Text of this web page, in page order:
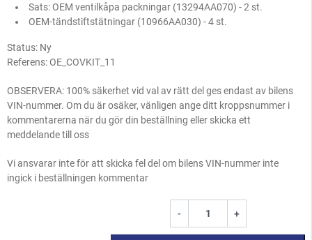
Sats: OEM ventilkåpa packningar (13294AA070) - 2 st.
OEM-tändstiftstätningar (10966AA030) - 4 st.
Status: Ny
Referens:OE_COVKIT_11
OBSERVERA: 100% säkerhet vid val av rätt del ges endast av bilens
VIN-nummer. Om du är osäker, vänligen ange ditt kroppsnummer i
kommentarerna när du gör din beställning eller skicka ett
meddelande till oss
Vi ansvarar inte för att skicka fel del om bilens VIN-nummer inte
ingick i beställningen kommentar
- +